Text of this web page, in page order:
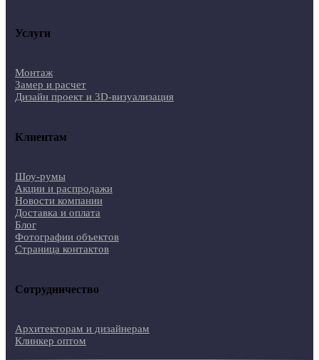
Услуги
Монтаж
Замер и расчет
Дизайн проект и 3D-визуализация
Клиентам
Шоу-румы
Акции и распродажи
Новости компании
Доставка и оплата
Блог
Фотографии объектов
Страница контактов
Сотрудничество
Архитекторам и дизайнерам
Клинкер оптом